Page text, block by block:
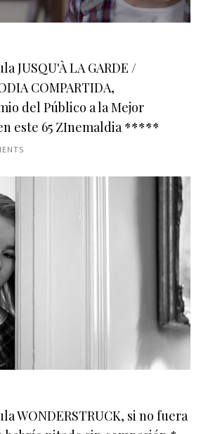
JUSQU'À LA GARDE /
COMPARTIDA,
del Público a la Mejor
este 65 ZInemaldia *****
WONDERSTRUCK, si no fuera